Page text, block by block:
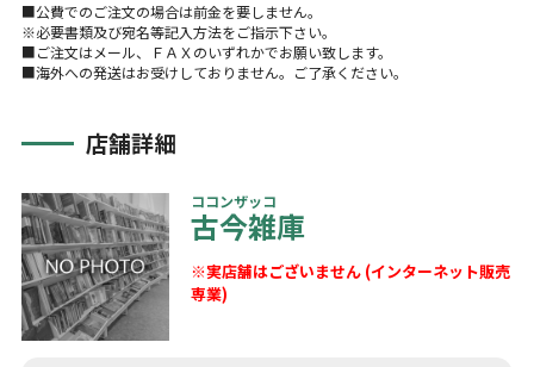
■公費でのご注文の場合は前金を要しません。
※必要書類及び宛名等記入方法をご指示下さい。
■ご注文はメール、ＦＡＸのいずれかでお願い致します。
■海外への発送はお受けしておりません。ご了承ください。
店舗詳細
ココンザッコ
古今雑庫
※実店舗はございません (インターネット販売
専業)